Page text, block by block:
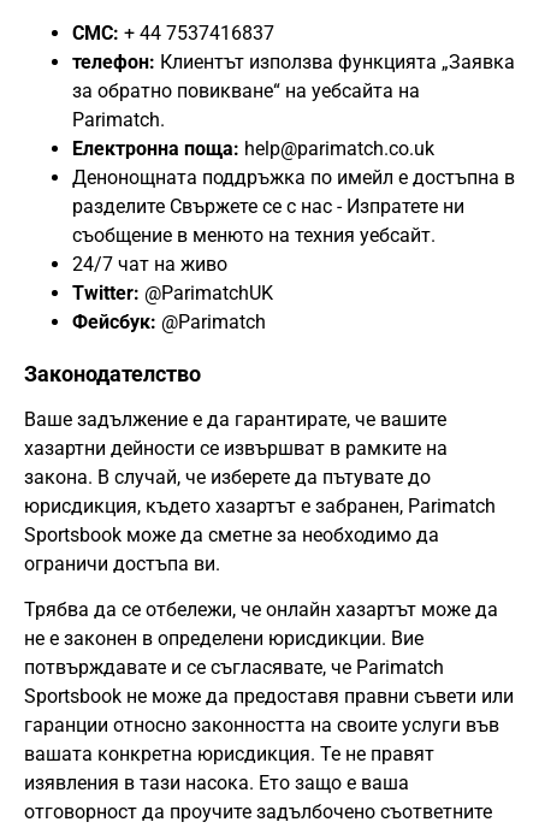
СМС: + 44 7537416837
телефон: Клиентът използва функцията „Заявка
за обратно повикване“ на уебсайта на
Parimatch.
Електронна поща: help@parimatch.co.uk
Денонощната поддръжка по имейл е достъпна в
разделите Свържете се с нас - Изпратете ни
съобщение в менюто на техния уебсайт.
24/7 чат на живо
Twitter: @ParimatchUK
Фейсбук: @Parimatch
Законодателство
Ваше задължение е да гарантирате, че вашите
хазартни дейности се извършват в рамките на
закона. В случай, че изберете да пътувате до
юрисдикция, където хазартът е забранен, Parimatch
Sportsbook може да сметне за необходимо да
ограничи достъпа ви.
Трябва да се отбележи, че онлайн хазартът може да
не е законен в определени юрисдикции. Вие
потвърждавате и се съгласявате, че Parimatch
Sportsbook не може да предоставя правни съвети или
гаранции относно законността на своите услуги във
вашата конкретна юрисдикция. Те не правят
изявления в тази насока. Ето защо е ваша
отговорност да проучите задълбочено съответните